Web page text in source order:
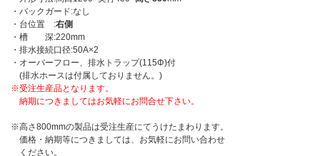
・バックガード:なし
・台位置 :右側
・槽 深:220mm
・排水接続口径:50A×2
・オーバーフロー、排水トラップ(115Φ)付
(排水ホースは付属しておりません。)
※受注生産品となります。
納期につきましてはお気軽にお問合せ下さい。
※高さ800mmの製品は受注生産にてうけたまわります。
価格・納期等につきましては、お気軽にお問い合わせ
ください。